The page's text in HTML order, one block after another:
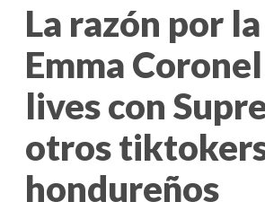
La razón por
Emma
lives con
otros
hondureños